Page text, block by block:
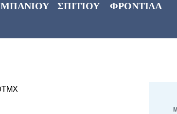
ΜΠΑΝΙΟΥ
ΣΠΙΤΙΟΥ
ΦΡΟΝΤΙΔΑ